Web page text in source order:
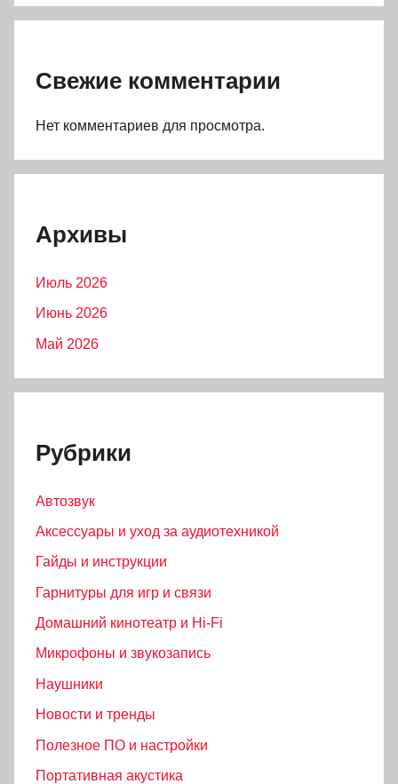
Свежие комментарии
Нет комментариев для просмотра.
Архивы
Июль 2026
Июнь 2026
Май 2026
Рубрики
Автозвук
Аксессуары и уход за аудиотехникой
Гайды и инструкции
Гарнитуры для игр и связи
Домашний кинотеатр и Hi-Fi
Микрофоны и звукозапись
Наушники
Новости и тренды
Полезное ПО и настройки
Портативная акустика